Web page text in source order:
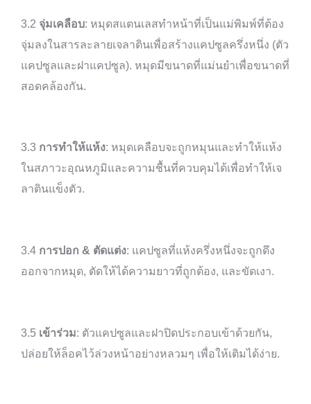
3.2 จุ่มเคลือบ: หมุดสแตนเลสทำหน้าที่เป็นแม่พิมพ์ที่ต้อง
จุ่มลงในสารละลายเจลาตินเพื่อสร้างแคปซูลครึ่งหนึ่ง (ตัว
แคปซูลและฝาแคปซูล). หมุดมีขนาดที่แม่นยำเพื่อขนาดที่
สอดคล้องกัน.
3.3 การทำให้แห้ง: หมุดเคลือบจะถูกหมุนและทำให้แห้ง
ในสภาวะอุณหภูมิและความชื้นที่ควบคุมได้เพื่อทำให้เจ
ลาตินแข็งตัว.
3.4 การปอก & ตัดแต่ง: แคปซูลที่แห้งครึ่งหนึ่งจะถูกดึง
ออกจากหมุด, ตัดให้ได้ความยาวที่ถูกต้อง, และขัดเงา.
3.5 เข้าร่วม: ตัวแคปซูลและฝาปิดประกอบเข้าด้วยกัน,
ปล่อยให้ล็อคไว้ล่วงหน้าอย่างหลวมๆ เพื่อให้เติมได้ง่าย.